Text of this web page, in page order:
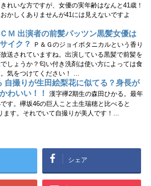
れいな方ですが、女優の実年齢はなんと41歳！
かしくありませんが41には見えないですよ
Ｍ 出演者の前髪パッツン黒髪女優は
イク？
Ｐ＆Ｇのジョイボタニカルという香り
送されていますね。出演している黒髪で前髪を
しょうか？匂い付き洗剤は使い方によっては食
気をつけてください！ ...
自撮りが生田絵梨花に似てる？身長が
わいい！！ 漢字欅2期生の森田ひかる。最年
す。欅坂46の巨人こと土生瑞穂と比べると
す。それでいて自撮りが美人です！...
シェア